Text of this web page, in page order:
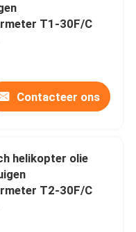
T1-30F/C
Contacteer ons
helikopter olie
T2-30F/C